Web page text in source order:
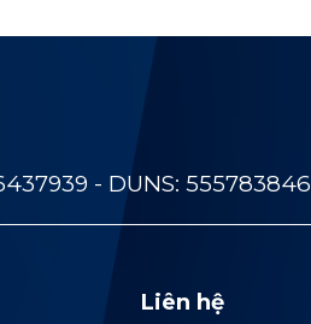
- DUNS: 555783846
Liên hệ